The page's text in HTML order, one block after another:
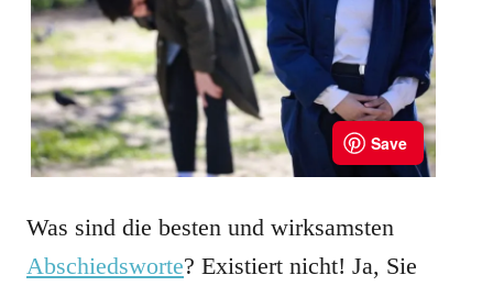
Was sind die besten und wirksamsten
Abschiedsworte? Existiert nicht! Ja, Sie